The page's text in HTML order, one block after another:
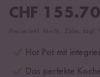
CHF 155.70
Hot Pot mit
Das perfekte